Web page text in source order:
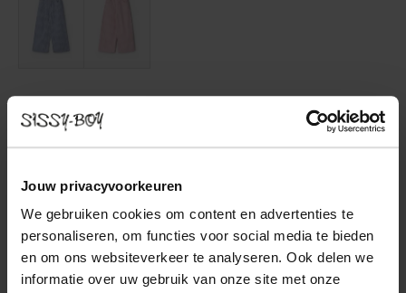
Jouw privacyvoorkeuren
We gebruiken cookies om content en advertenties te
personaliseren, om functies voor social media te bieden
en om ons websiteverkeer te analyseren. Ook delen we
informatie over uw gebruik van onze site met onze
IN WINKELMAND
BEKIJK WINKELVOORRAAD